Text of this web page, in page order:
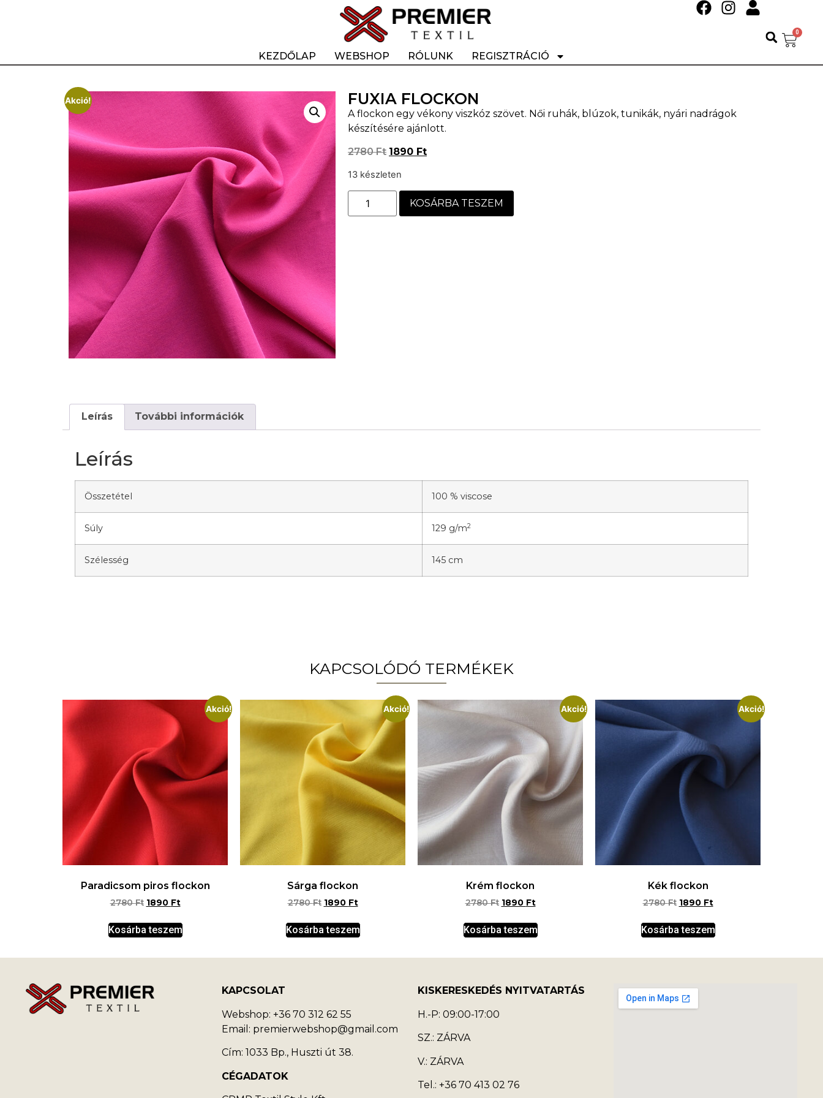
0
KEZDŐLAP WEBSHOP RÓLUNK REGISZTRÁCIÓ
Akció! FUXIA FLOCKON
A flockon egy vékony viszkóz szövet. Női ruhák, blúzok, tunikák, nyári nadrágok
készítésére ajánlott.
2780Ft 1890 Ft
13 készleten
KOSÁRBA TESZEM
Leírás További információk
Leírás
Összetétel 100 % viscose
Súly 129 g/m2
Szélesség 145 cm
KAPCSOLÓDÓ TERMÉKEK
Akció!
Paradicsom piros flockon
2780Ft 1890 Ft
Kosárba teszem
Akció!
Sárga flockon
2780Ft 1890 Ft
Kosárba teszem
Akció!
Krém flockon
2780Ft 1890 Ft
Kosárba teszem
Akció!
Kék flockon
2780Ft 1890 Ft
Kosárba teszem
KAPCSOLAT
Webshop: +36 70 312 62 55
Email: premierwebshop@gmail.com
Cím: 1033 Bp., Huszti út 38.
CÉGADATOK
KISKERESKEDÉS NYITVATARTÁS
H.-P: 09:00-17:00
SZ.: ZÁRVA
V.: ZÁRVA
Tel.: +36 70 413 02 76